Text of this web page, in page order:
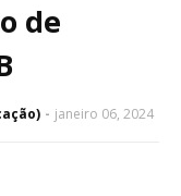
de
janeiro 06, 2024